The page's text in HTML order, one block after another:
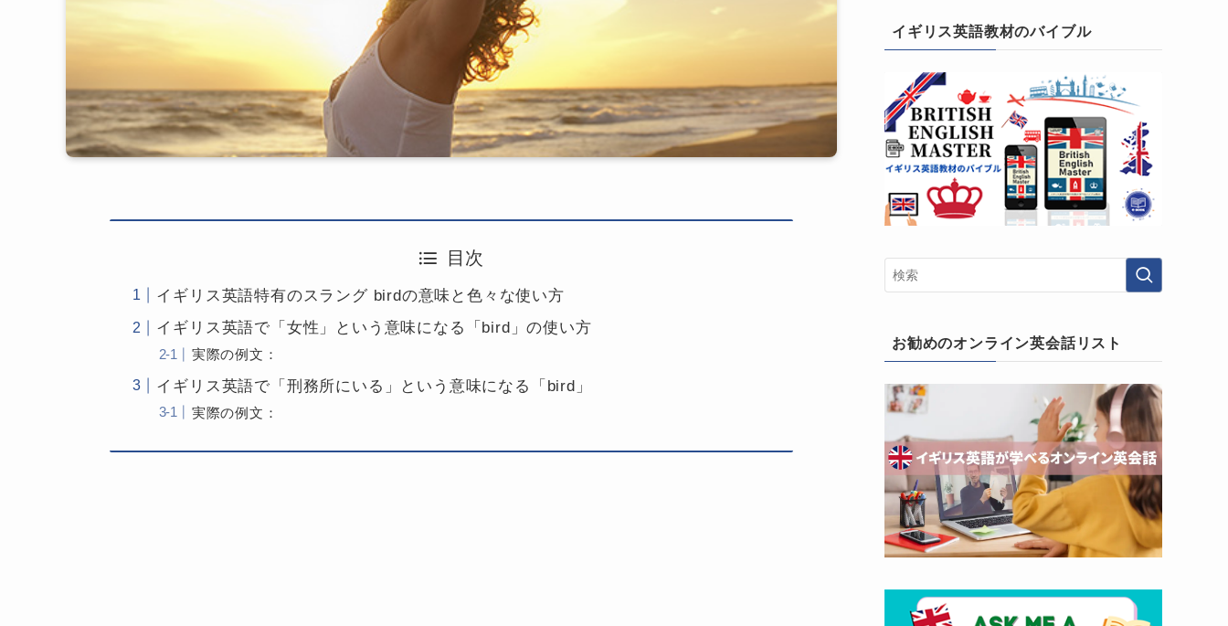
目次
イギリス英語特有のスラング birdの意味と色々な使い方
イギリス英語で「女性」という意味になる「bird」の使い方
実際の例文：
イギリス英語で「刑務所にいる」という意味になる「bird」
実際の例文：
イギリス英語教材のバイブル
お勧めのオンライン英会話リスト